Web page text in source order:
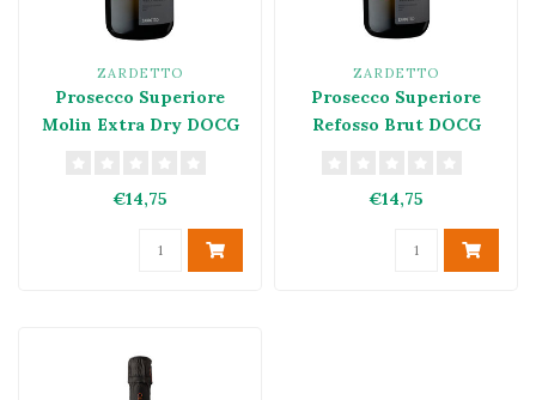
ZARDETTO
Prosecco Superiore
Molin Extra Dry DOCG
€14,75
ZARDETTO
Prosecco Superiore
Refosso Brut DOCG
€14,75